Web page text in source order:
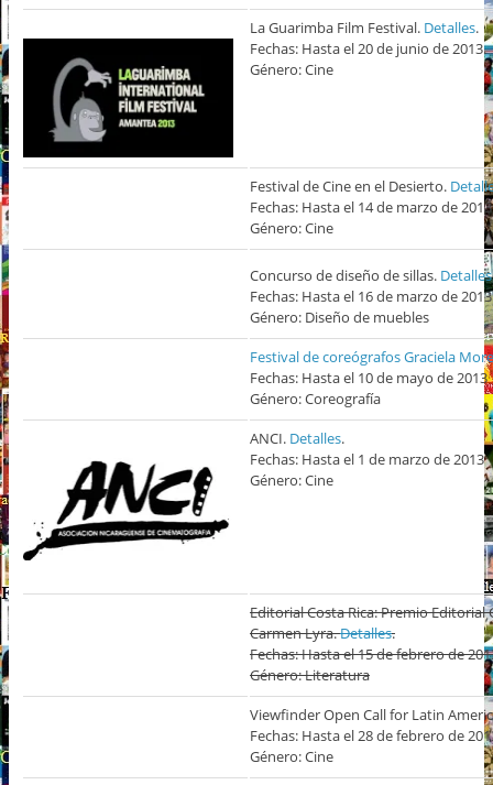
La Guarimba Film Festival. Detalles.
Fechas: Hasta el 20 de junio de 2013.
Género: Cine
Festival de Cine en el Desierto.
Fechas: Hasta el 14 de marzo de
Género: Cine
Concurso de diseño de sillas. Detalles
Fechas: Hasta el 16 de marzo de 2013
Género: Diseño de muebles
Festival de coreógrafos Graciela
Fechas: Hasta el 10 de mayo de 2013
Género: Coreografía
ANCI. Detalles.
Fechas: Hasta el 1 de marzo de 2013
Género: Cine
Editorial Costa Rica: Premio Editorial
Carmen Lyra.Detalles.
Fechas: Hasta el 15 de febrero de
Género: Literatura
Viewfinder Open Call for Latin
Fechas: Hasta el 28 de febrero de
Género: Cine